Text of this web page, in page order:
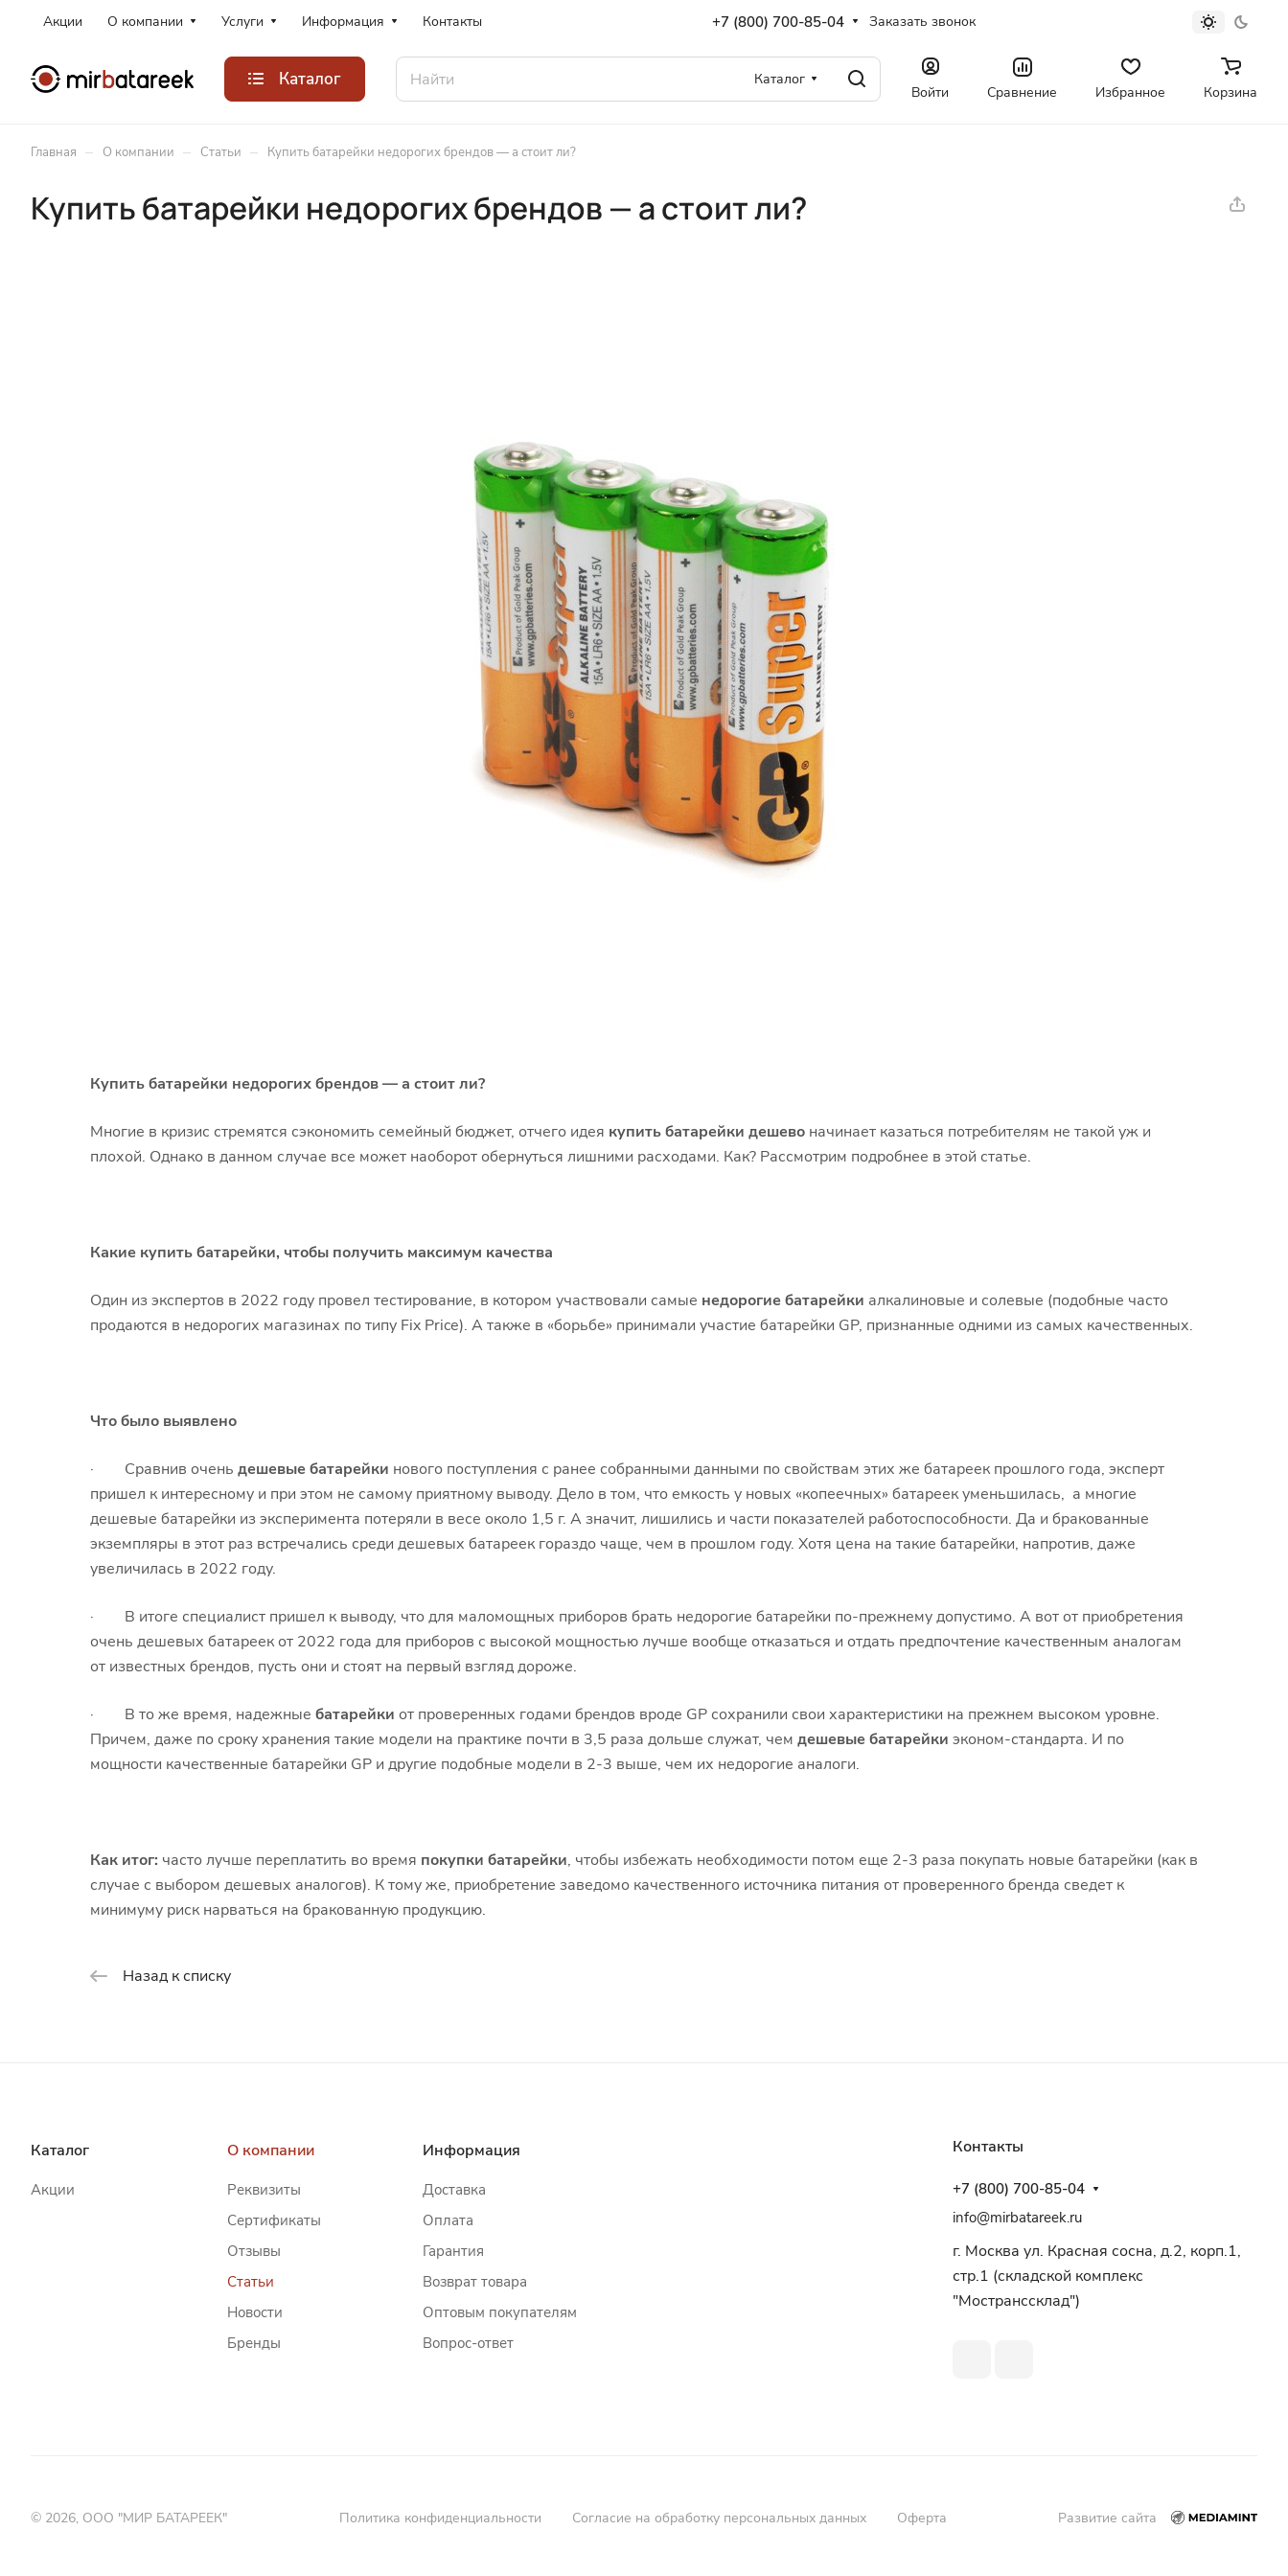
Акции О компании Услуги Информация Контакты +7 (800) 700-85-04 Заказать звонок
Каталог Каталог
Войти Сравнение Избранное Корзина
Главная – О компании – Статьи – Купить батарейки недорогих брендов — а стоит ли?
Купить батарейки недорогих брендов — а стоит ли?
Купить батарейки недорогих брендов — а стоит ли?
Многие в кризис стремятся сэкономить семейный бюджет, отчего идея купить батарейки дешево начинает казаться потребителям не такой уж и
плохой. Однако в данном случае все может наоборот обернуться лишними расходами. Как? Рассмотрим подробнее в этой статье.
Какие купить батарейки, чтобы получить максимум качества
Один из экспертов в 2022 году провел тестирование, в котором участвовали самые недорогие батарейки алкалиновые и солевые (подобные часто
продаются в недорогих магазинах по типу Fix Price). А также в «борьбе» принимали участие батарейки GP, признанные одними из самых качественных.
Что было выявлено
· Сравнив очень дешевые батарейки нового поступления с ранее собранными данными по свойствам этих же батареек прошлого года, эксперт
пришел к интересному и при этом не самому приятному выводу. Дело в том, что емкость у новых «копеечных» батареек уменьшилась, а многие
дешевые батарейки из эксперимента потеряли в весе около 1,5 г. А значит, лишились и части показателей работоспособности. Да и бракованные
экземпляры в этот раз встречались среди дешевых батареек гораздо чаще, чем в прошлом году. Хотя цена на такие батарейки, напротив, даже
увеличилась в 2022 году.
· В итоге специалист пришел к выводу, что для маломощных приборов брать недорогие батарейки по-прежнему допустимо. А вот от приобретения
очень дешевых батареек от 2022 года для приборов с высокой мощностью лучше вообще отказаться и отдать предпочтение качественным аналогам
от известных брендов, пусть они и стоят на первый взгляд дороже.
· В то же время, надежные батарейки от проверенных годами брендов вроде GP сохранили свои характеристики на прежнем высоком уровне.
Причем, даже по сроку хранения такие модели на практике почти в 3,5 раза дольше служат, чем дешевые батарейки эконом-стандарта. И по
мощности качественные батарейки GP и другие подобные модели в 2-3 выше, чем их недорогие аналоги.
Как итог: часто лучше переплатить во время покупки батарейки, чтобы избежать необходимости потом еще 2-3 раза покупать новые батарейки (как в
случае с выбором дешевых аналогов). К тому же, приобретение заведомо качественного источника питания от проверенного бренда сведет к
минимуму риск нарваться на бракованную продукцию.
Назад к списку
Каталог
Акции
О компании
Реквизиты
Сертификаты
Отзывы
Статьи
Новости
Бренды
Информация
Доставка
Оплата
Гарантия
Возврат товара
Оптовым покупателям
Вопрос-ответ
Контакты
+7 (800) 700-85-04
info@mirbatareek.ru
г. Москва ул. Красная сосна, д.2, корп.1,
стр.1 (складской комплекс
"Мостранссклад")
© 2026, ООО "МИР БАТАРЕЕК" Политика конфиденциальности Согласие на обработку персональных данных Оферта Развитие сайта